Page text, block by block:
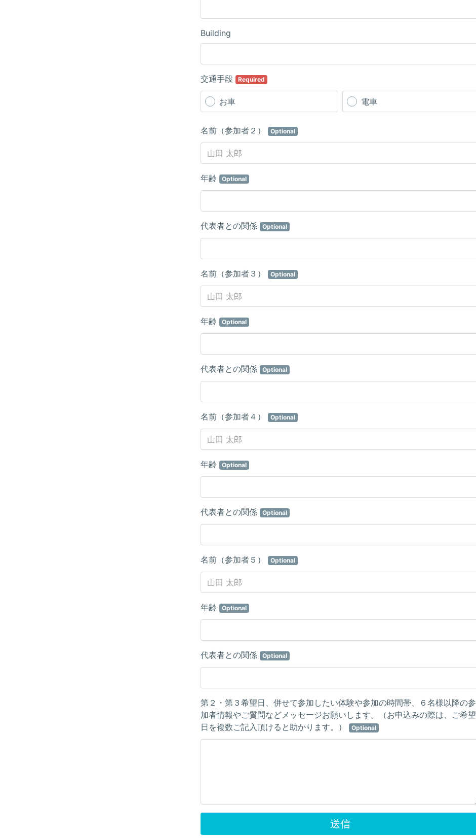
Building
交通手段 Required
お車 電車
名前（参加者２） Optional
年齢 Optional
代表者との関係 Optional
名前（参加者３） Optional
年齢 Optional
代表者との関係 Optional
名前（参加者４） Optional
年齢 Optional
代表者との関係 Optional
名前（参加者５） Optional
年齢 Optional
代表者との関係 Optional
第２・第３希望日、併せて参加したい体験や参加の時間帯、６名様以降の参
加者情報やご質問などメッセージお願いします。（お申込みの際は、ご希望
日を複数ご記入頂けると助かります。）
Optional
送信